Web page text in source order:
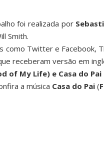
foi realizada por
Smith.
como Twitter e Facebook,
receberam versão em
of My Life) e Casa do Pai
a música Casa do Pai(